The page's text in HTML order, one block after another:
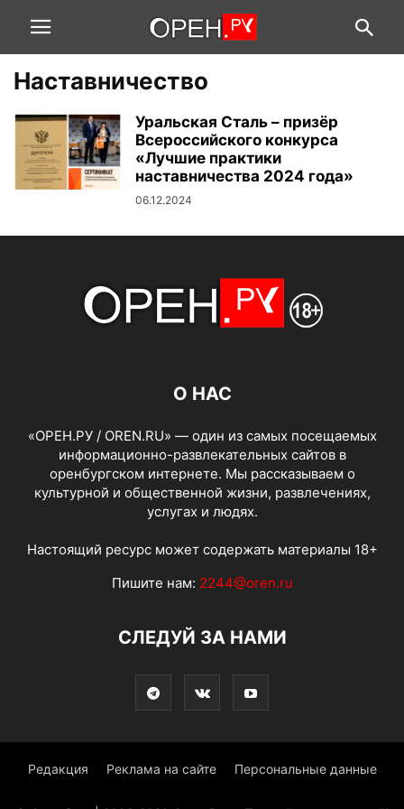
Наставничество
Уральская Сталь – призёр
Всероссийского конкурса
«Лучшие практики
наставничества 2024 года»
06.12.2024
О НАС
«ОРЕН.РУ / OREN.RU» — один из самых посещаемых
информационно-развлекательных сайтов в
оренбургском интернете. Мы рассказываем о
культурной и общественной жизни, развлечениях,
услугах и людях.
Настоящий ресурс может содержать материалы 18+
Пишите нам: 2244@oren.ru
СЛЕДУЙ ЗА НАМИ
Редакция Реклама на сайте Персональные данные